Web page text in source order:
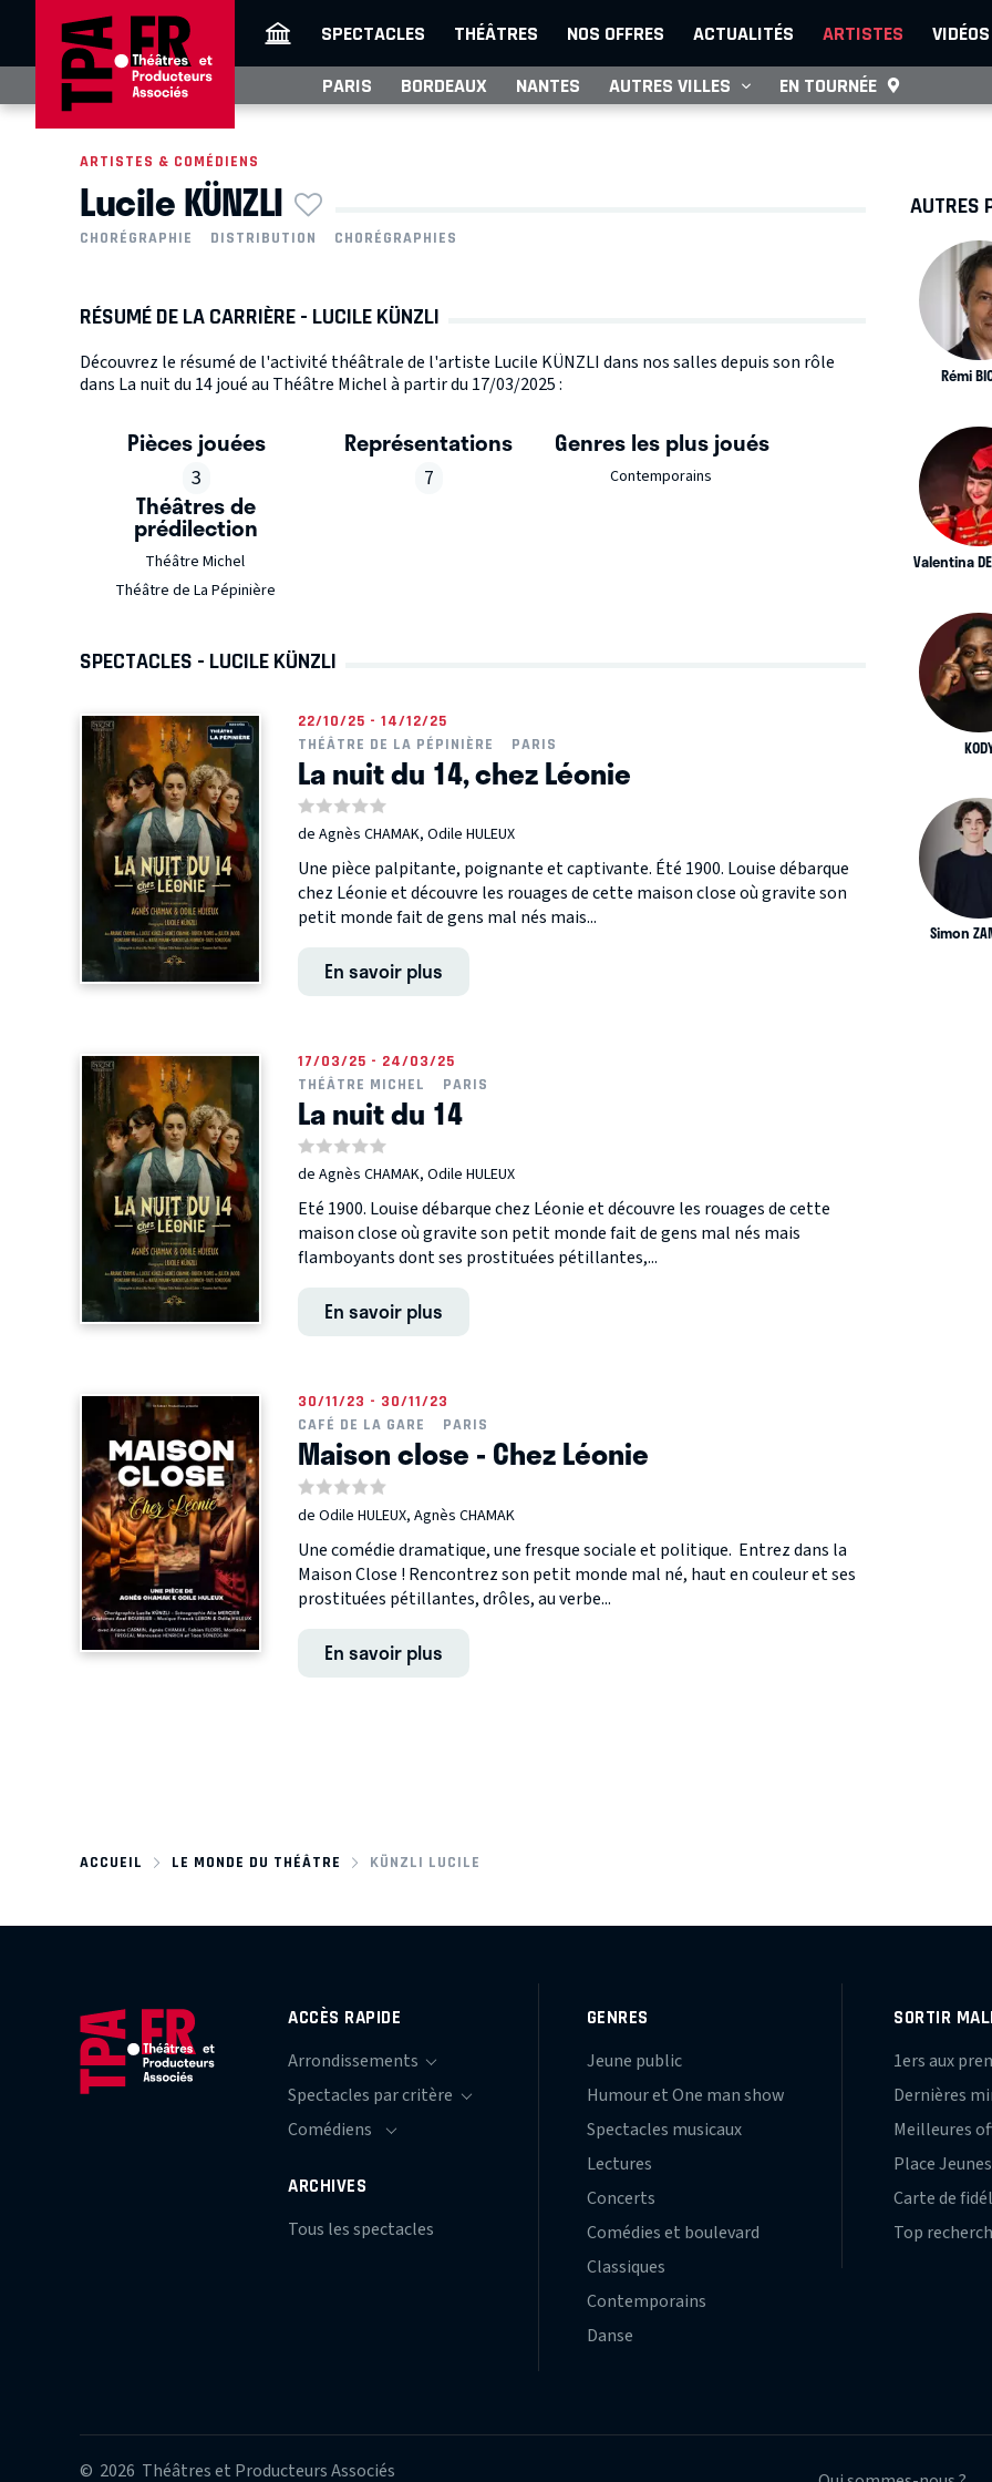
SPECTACLES THÉÂTRES NOS OFFRES ACTUALITÉS ARTISTES VIDÉOS
PARIS BORDEAUX NANTES AUTRES VILLES EN TOURNÉE
ARTISTES & COMÉDIENS
Lucile KÜNZLI
CHORÉGRAPHIE DISTRIBUTION CHORÉGRAPHIES
RÉSUMÉ DE LA CARRIÈRE - LUCILE KÜNZLI
Découvrez le résumé de l'activité théâtrale de l'artiste Lucile KÜNZLI dans nos salles depuis son rôle
dans La nuit du 14 joué au Théâtre Michel à partir du 17/03/2025 :
Pièces jouées
3
Représentations
7
Genres les plus joués
Contemporains
Théâtres de
prédilection
Théâtre Michel
Théâtre de La Pépinière
SPECTACLES - LUCILE KÜNZLI
22/10/25 - 14/12/25
THÉÂTRE DE LA PÉPINIÈRE
PARIS
La nuit du 14, chez Léonie
de Agnès CHAMAK, Odile HULEUX
Une pièce palpitante, poignante et captivante. Été 1900. Louise débarque
chez Léonie et découvre les rouages de cette maison close où gravite son
petit monde fait de gens mal nés mais...
En savoir plus
17/03/25 - 24/03/25
THÉÂTRE MICHEL
PARIS
La nuit du 14
de Agnès CHAMAK, Odile HULEUX
Eté 1900. Louise débarque chez Léonie et découvre les rouages de cette
maison close où gravite son petit monde fait de gens mal nés mais
flamboyants dont ses prostituées pétillantes,...
En savoir plus
30/11/23 - 30/11/23
CAFÉ DE LA GARE
PARIS
Maison close - Chez Léonie
de Odile HULEUX, Agnès CHAMAK
Une comédie dramatique, une fresque sociale et politique. Entrez dans la
Maison Close ! Rencontrez son petit monde mal né, haut en couleur et ses
prostituées pétillantes, drôles, au verbe...
En savoir plus
AUTRES
Rémi
Valentina
Simon
ACCUEIL LE MONDE DU THÉÂTRE KÜNZLI LUCILE
ACCÈS RAPIDE
ARCHIVES
Tous les spectacles
GENRES
Jeune public
Humour et One man show
Spectacles musicaux
Lectures
Concerts
Comédies et boulevard
Classiques
Contemporains
Danse
SORTIR
1ers aux
Dernières
Meilleures
Place Jeunes
Carte de
Top
© 2026 Théâtres et Producteurs Associés